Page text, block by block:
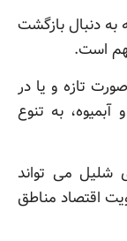
به دنبال بازگشت
است.
تازه و یا در
به تنوع
شلیل می تواند
اقتصاد مناطق